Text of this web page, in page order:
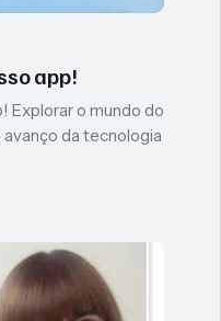
app!
Explorar o mundo do
da tecnologia